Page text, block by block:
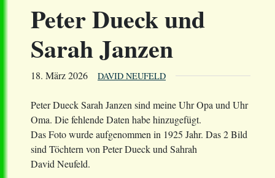
Peter Dueck und
Sarah Janzen
18. März 2026 DAVID NEUFELD
Peter Dueck Sarah Janzen sind meine Uhr Opa und Uhr
Oma. Die fehlende Daten habe hinzugefügt.
Das Foto wurde aufgenommen in 1925 Jahr. Das 2 Bild
sind Töchtern von Peter Dueck und Sahrah
David Neufeld.